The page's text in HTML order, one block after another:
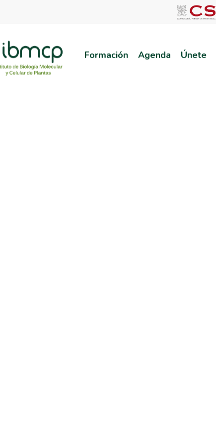
Formación Agenda Únete